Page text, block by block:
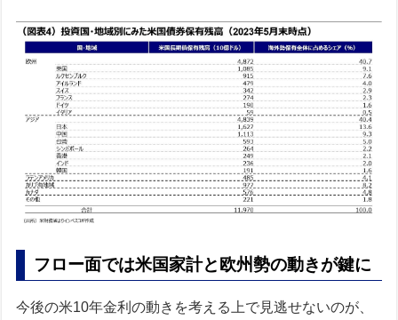
フロー面では米国家計と欧州勢の動きが鍵に
今後の米10年金利の動きを考える上で見逃せないのが、